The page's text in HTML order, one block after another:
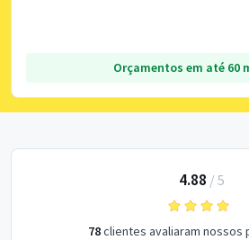
Orçamentos em até 60
4.88 / 5
78clientes avaliaram nossos